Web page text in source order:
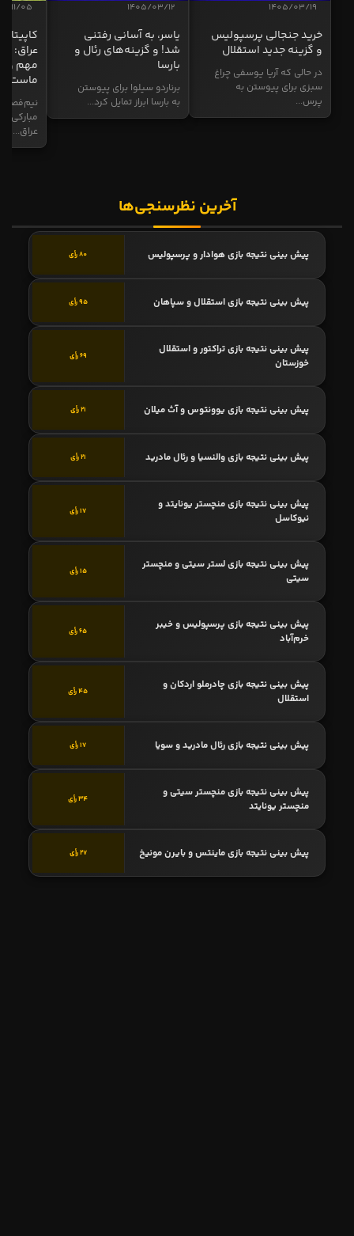
1405/03/19
خرید جنجالی پرسپولیس
و گزینه جدید استقلال
در حالی که آریا یوسفی چراغ
سبزی برای پیوستن به
پرس...
1405/03/12
یاسر، به آسانی رفتنی
شد! و گزینه‌های رئال و
بارسا
برناردو سیلوا برای پیوستن
به بارسا ابراز تمایل کرد...
11/05
عراق:
مهم و
ماست
نیم‌فصل
مبارکی
عراق...
آخرین نظرسنجی‌ها
پیش بینی نتیجه بازی هوادار و پرسپولیس 80 رأی
پیش بینی نتیجه بازی استقلال و سپاهان 95 رأی
پیش بینی نتیجه بازی تراکتور و استقلال
خوزستان
69 رأی
پیش بینی نتیجه بازی یوونتوس و آث میلان 21 رأی
پیش بینی نتیجه بازی والنسیا و رئال مادرید 21 رأی
پیش بینی نتیجه بازی منچستر یونایتد و
نیوکاسل
17 رأی
پیش بینی نتیجه بازی لستر سیتی و منچستر
سیتی
15 رأی
پیش بینی نتیجه بازی پرسپولیس و خیبر
خرم‌آباد
65 رأی
پیش بینی نتیجه بازی چادرملو اردکان و
استقلال
45 رأی
پیش بینی نتیجه بازی رئال مادرید و سویا 17 رأی
پیش بینی نتیجه بازی منچستر سیتی و
منچستر یونایتد
34 رأی
پیش بینی نتیجه بازی ماینتس و بایرن مونیخ 27 رأی